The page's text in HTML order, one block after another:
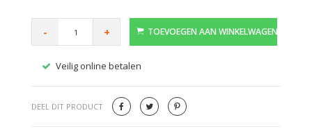
- + TOEVOEGEN AAN WINKELWAGEN
Veilig online betalen
DEEL DIT PRODUCT